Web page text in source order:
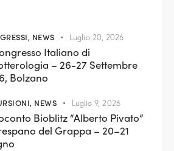
NEWS Luglio 20, 2026
Italiano di
– 26-27 Settembre
Bolzano
NEWS Luglio 9, 2026
Bioblitz “Alberto Pivato”
del Grappa – 20–21